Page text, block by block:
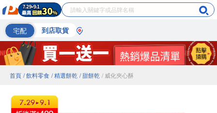
宅配 到店取貨
首頁 / 飲料零食 / 精選餅乾 / 甜餅乾 / 威化夾心酥